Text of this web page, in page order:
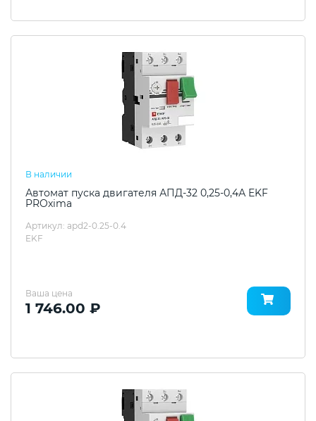
В наличии
Автомат пуска двигателя АПД-32 0,25-0,4А EKF
PROxima
Артикул: apd2-0.25-0.4
EKF
Ваша цена
1 746.00 ₽